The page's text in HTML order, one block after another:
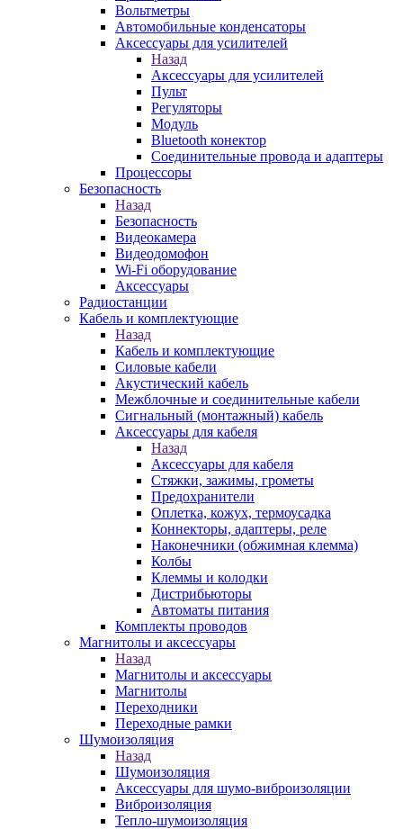
Вольтметры
Автомобильные конденсаторы
Аксессуары для усилителей
Назад
Аксессуары для усилителей
Пульт
Регуляторы
Модуль
Bluetooth конектор
Соединительные провода и адаптеры
Процессоры
Безопасность
Назад
Безопасность
Видеокамера
Видеодомофон
Wi-Fi оборудование
Аксессуары
Радиостанции
Кабель и комплектующие
Назад
Кабель и комплектующие
Силовые кабели
Акустический кабель
Межблочные и соединительные кабели
Сигнальный (монтажный) кабель
Аксессуары для кабеля
Назад
Аксессуары для кабеля
Стяжки, зажимы, грометы
Предохранители
Оплетка, кожух, термоусадка
Коннекторы, адаптеры, реле
Наконечники (обжимная клемма)
Колбы
Клеммы и колодки
Дистрибьюторы
Автоматы питания
Комплекты проводов
Магнитолы и аксессуары
Назад
Магнитолы и аксессуары
Магнитолы
Переходники
Переходные рамки
Шумоизоляция
Назад
Шумоизоляция
Аксессуары для шумо-виброизоляции
Виброизоляция
Тепло-шумоизоляция